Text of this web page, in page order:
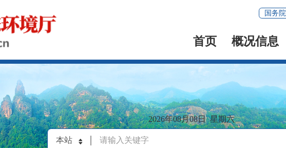
国务院
首页 概况信息
2026年08月08日 星期六